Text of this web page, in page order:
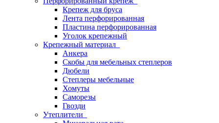
Крепеж для бруса
Лента перфорированная
Пластина перфорированная
Уголок крепежный
Крепежный материал
Анкера
Скобы для мебельных степлеров
Дюбели
Степлеры мебельные
Хомуты
Саморезы
Гвозди
Утеплители